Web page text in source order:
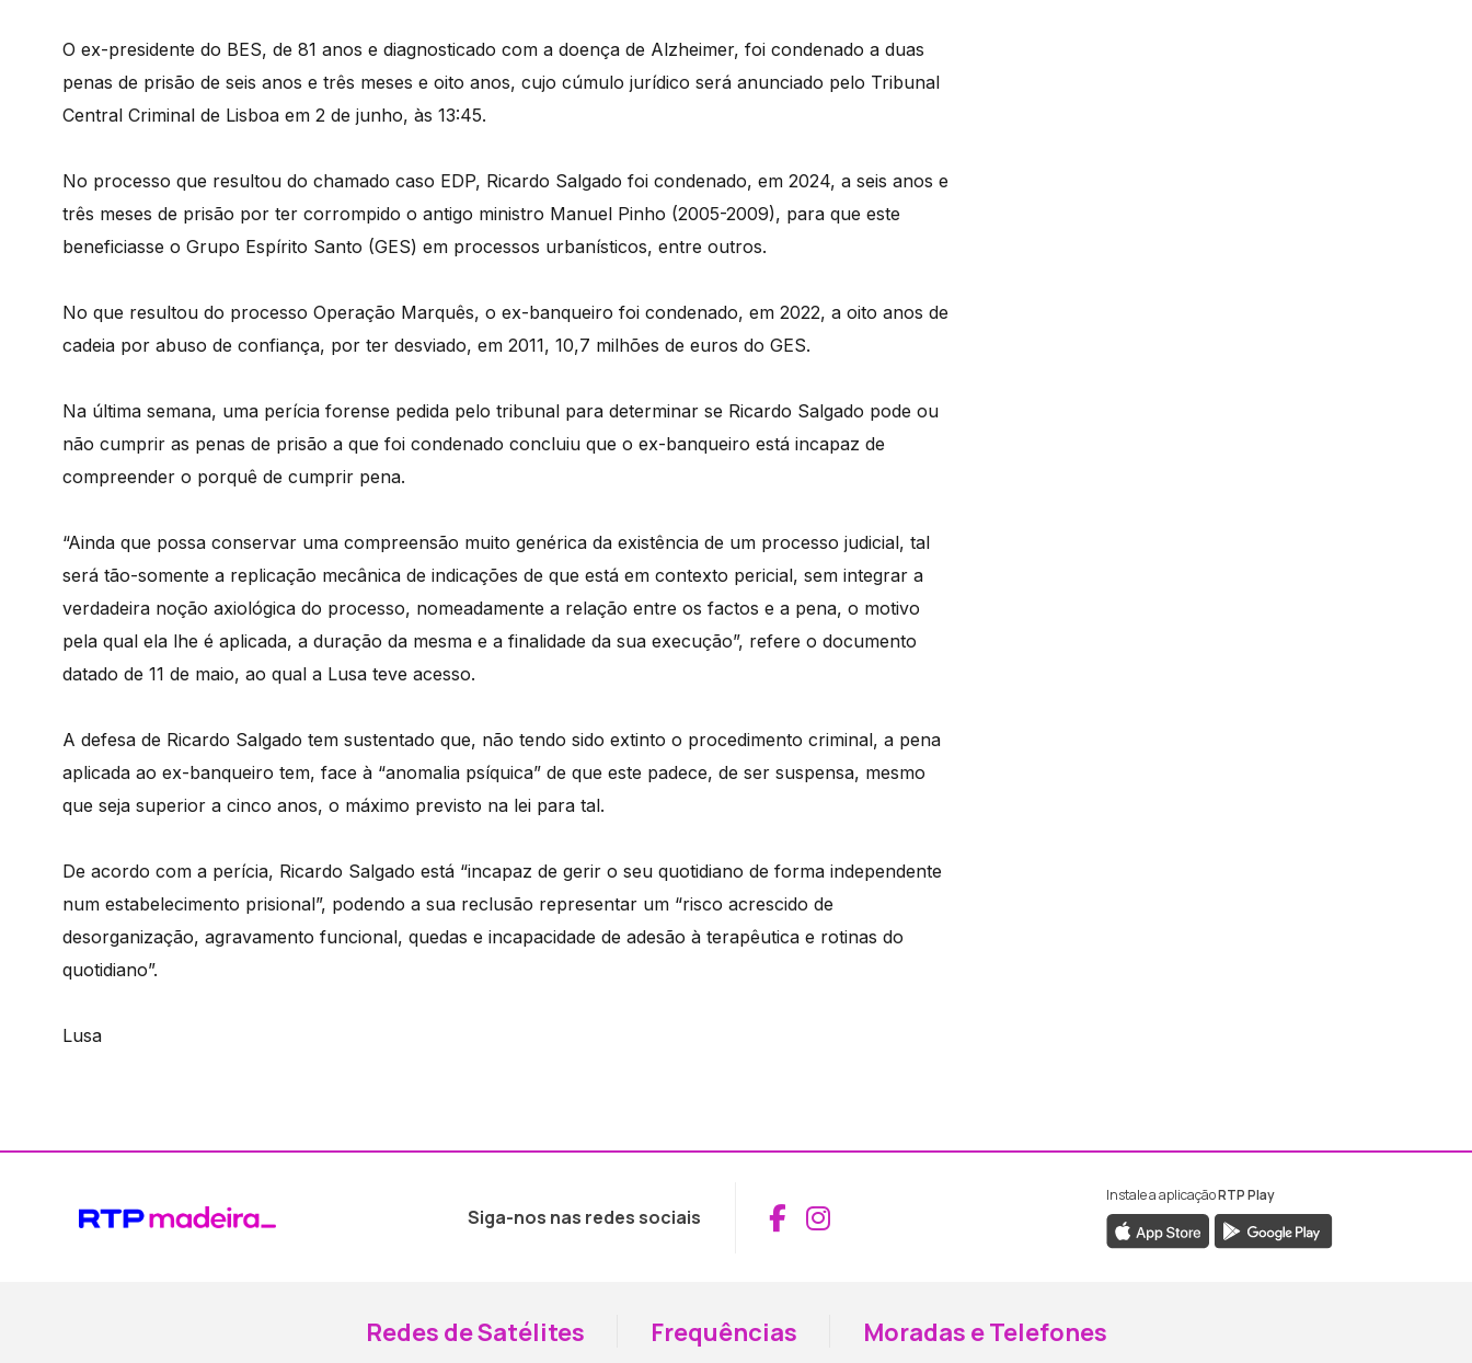
O ex-presidente do BES, de 81 anos e diagnosticado com a doença de Alzheimer, foi condenado a duas
penas de prisão de seis anos e três meses e oito anos, cujo cúmulo jurídico será anunciado pelo Tribunal
Central Criminal de Lisboa em 2 de junho, às 13:45.
No processo que resultou do chamado caso EDP, Ricardo Salgado foi condenado, em 2024, a seis anos e
três meses de prisão por ter corrompido o antigo ministro Manuel Pinho (2005-2009), para que este
beneficiasse o Grupo Espírito Santo (GES) em processos urbanísticos, entre outros.
No que resultou do processo Operação Marquês, o ex-banqueiro foi condenado, em 2022, a oito anos de
cadeia por abuso de confiança, por ter desviado, em 2011, 10,7 milhões de euros do GES.
Na última semana, uma perícia forense pedida pelo tribunal para determinar se Ricardo Salgado pode ou
não cumprir as penas de prisão a que foi condenado concluiu que o ex-banqueiro está incapaz de
compreender o porquê de cumprir pena.
“Ainda que possa conservar uma compreensão muito genérica da existência de um processo judicial, tal
será tão-somente a replicação mecânica de indicações de que está em contexto pericial, sem integrar a
verdadeira noção axiológica do processo, nomeadamente a relação entre os factos e a pena, o motivo
pela qual ela lhe é aplicada, a duração da mesma e a finalidade da sua execução”, refere o documento
datado de 11 de maio, ao qual a Lusa teve acesso.
A defesa de Ricardo Salgado tem sustentado que, não tendo sido extinto o procedimento criminal, a pena
aplicada ao ex-banqueiro tem, face à “anomalia psíquica” de que este padece, de ser suspensa, mesmo
que seja superior a cinco anos, o máximo previsto na lei para tal.
De acordo com a perícia, Ricardo Salgado está “incapaz de gerir o seu quotidiano de forma independente
num estabelecimento prisional”, podendo a sua reclusão representar um “risco acrescido de
desorganização, agravamento funcional, quedas e incapacidade de adesão à terapêutica e rotinas do
quotidiano”.
Lusa
Siga-nos nas redes sociais Aceder ao Facebook da RTP Madeira
Aceder ao Instagram da RTP Madeira
Instale a aplicaçãoRTP Play
Redes de Satélites Frequências Moradas e Telefones